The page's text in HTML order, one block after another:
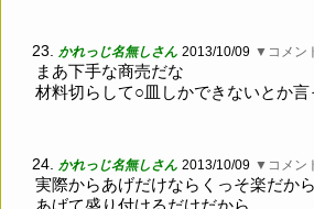
23. かれっじ名無しさん 2013/10/09 ▼コメン
まあ下手な商売だな
材料切らして○皿しかできないとか言
24. かれっじ名無しさん 2013/10/09 ▼コメン
実際からあげだけならくっそ楽だから